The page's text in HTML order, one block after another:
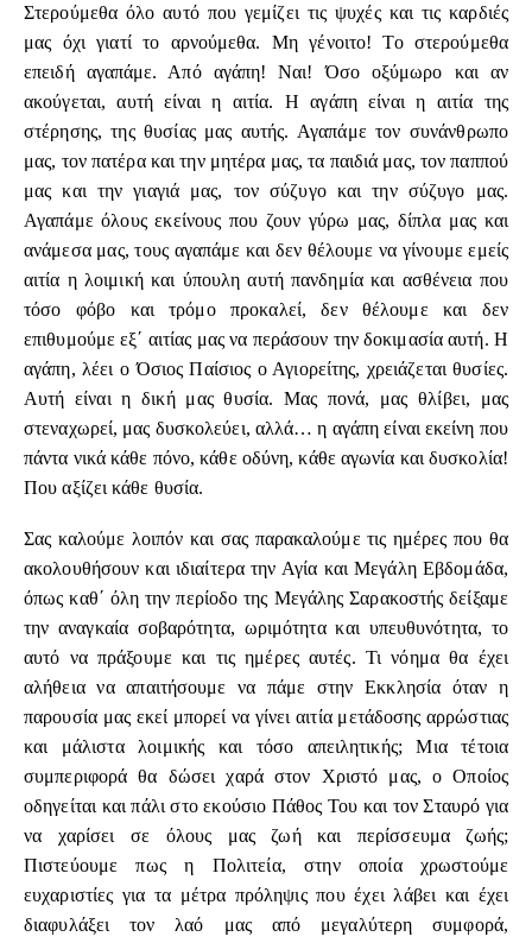
Στερούμεθα όλο αυτό που γεμίζει τις ψυχές και τις καρδιές
μας όχι γιατί το αρνούμεθα. Μη γένοιτο! Το στερούμεθα
επειδή αγαπάμε. Από αγάπη! Ναι! Όσο οξύμωρο και αν
ακούγεται, αυτή είναι η αιτία. Η αγάπη είναι η αιτία της
στέρησης, της θυσίας μας αυτής. Αγαπάμε τον συνάνθρωπο
μας, τον πατέρα και την μητέρα μας, τα παιδιά μας, τον παππού
μας και την γιαγιά μας, τον σύζυγο και την σύζυγο μας.
Αγαπάμε όλους εκείνους που ζουν γύρω μας, δίπλα μας και
ανάμεσα μας, τους αγαπάμε και δεν θέλουμε να γίνουμε εμείς
αιτία η λοιμική και ύπουλη αυτή πανδημία και ασθένεια που
τόσο φόβο και τρόμο προκαλεί, δεν θέλουμε και δεν
επιθυμούμε εξ΄ αιτίας μας να περάσουν την δοκιμασία αυτή. Η
αγάπη, λέει ο Όσιος Παίσιος ο Αγιορείτης, χρειάζεται θυσίες.
Αυτή είναι η δική μας θυσία. Μας πονά, μας θλίβει, μας
στεναχωρεί, μας δυσκολεύει, αλλά… η αγάπη είναι εκείνη που
πάντα νικά κάθε πόνο, κάθε οδύνη, κάθε αγωνία και δυσκολία!
Που αξίζει κάθε θυσία.
Σας καλούμε λοιπόν και σας παρακαλούμε τις ημέρες που θα
ακολουθήσουν και ιδιαίτερα την Αγία και Μεγάλη Εβδομάδα,
όπως καθ΄ όλη την περίοδο της Μεγάλης Σαρακοστής δείξαμε
την αναγκαία σοβαρότητα, ωριμότητα και υπευθυνότητα, το
αυτό να πράξουμε και τις ημέρες αυτές. Τι νόημα θα έχει
αλήθεια να απαιτήσουμε να πάμε στην Εκκλησία όταν η
παρουσία μας εκεί μπορεί να γίνει αιτία μετάδοσης αρρώστιας
και μάλιστα λοιμικής και τόσο απειλητικής; Μια τέτοια
συμπεριφορά θα δώσει χαρά στον Χριστό μας, ο Οποίος
οδηγείται και πάλι στο εκούσιο Πάθος Του και τον Σταυρό για
να χαρίσει σε όλους μας ζωή και περίσσευμα ζωής;
Πιστεύουμε πως η Πολιτεία, στην οποία χρωστούμε
ευχαριστίες για τα μέτρα πρόληψις που έχει λάβει και έχει
διαφυλάξει τον λαό μας από μεγαλύτερη συμφορά,